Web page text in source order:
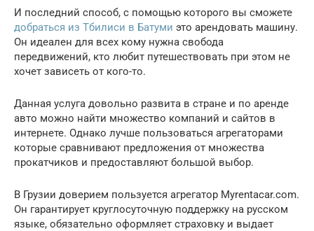
И последний способ, с помощью которого вы сможете
добраться из Тбилиси в Батуми это арендовать машину.
Он идеален для всех кому нужна свобода
передвижений, кто любит путешествовать при этом не
хочет зависеть от кого-то.
Данная услуга довольно развита в стране и по аренде
авто можно найти множество компаний и сайтов в
интернете. Однако лучше пользоваться агрегаторами
которые сравнивают предложения от множества
прокатчиков и предоставляют большой выбор.
В Грузии доверием пользуется агрегатор Myrentacar.com.
Он гарантирует круглосуточную поддержку на русском
языке, обязательно оформляет страховку и выдает